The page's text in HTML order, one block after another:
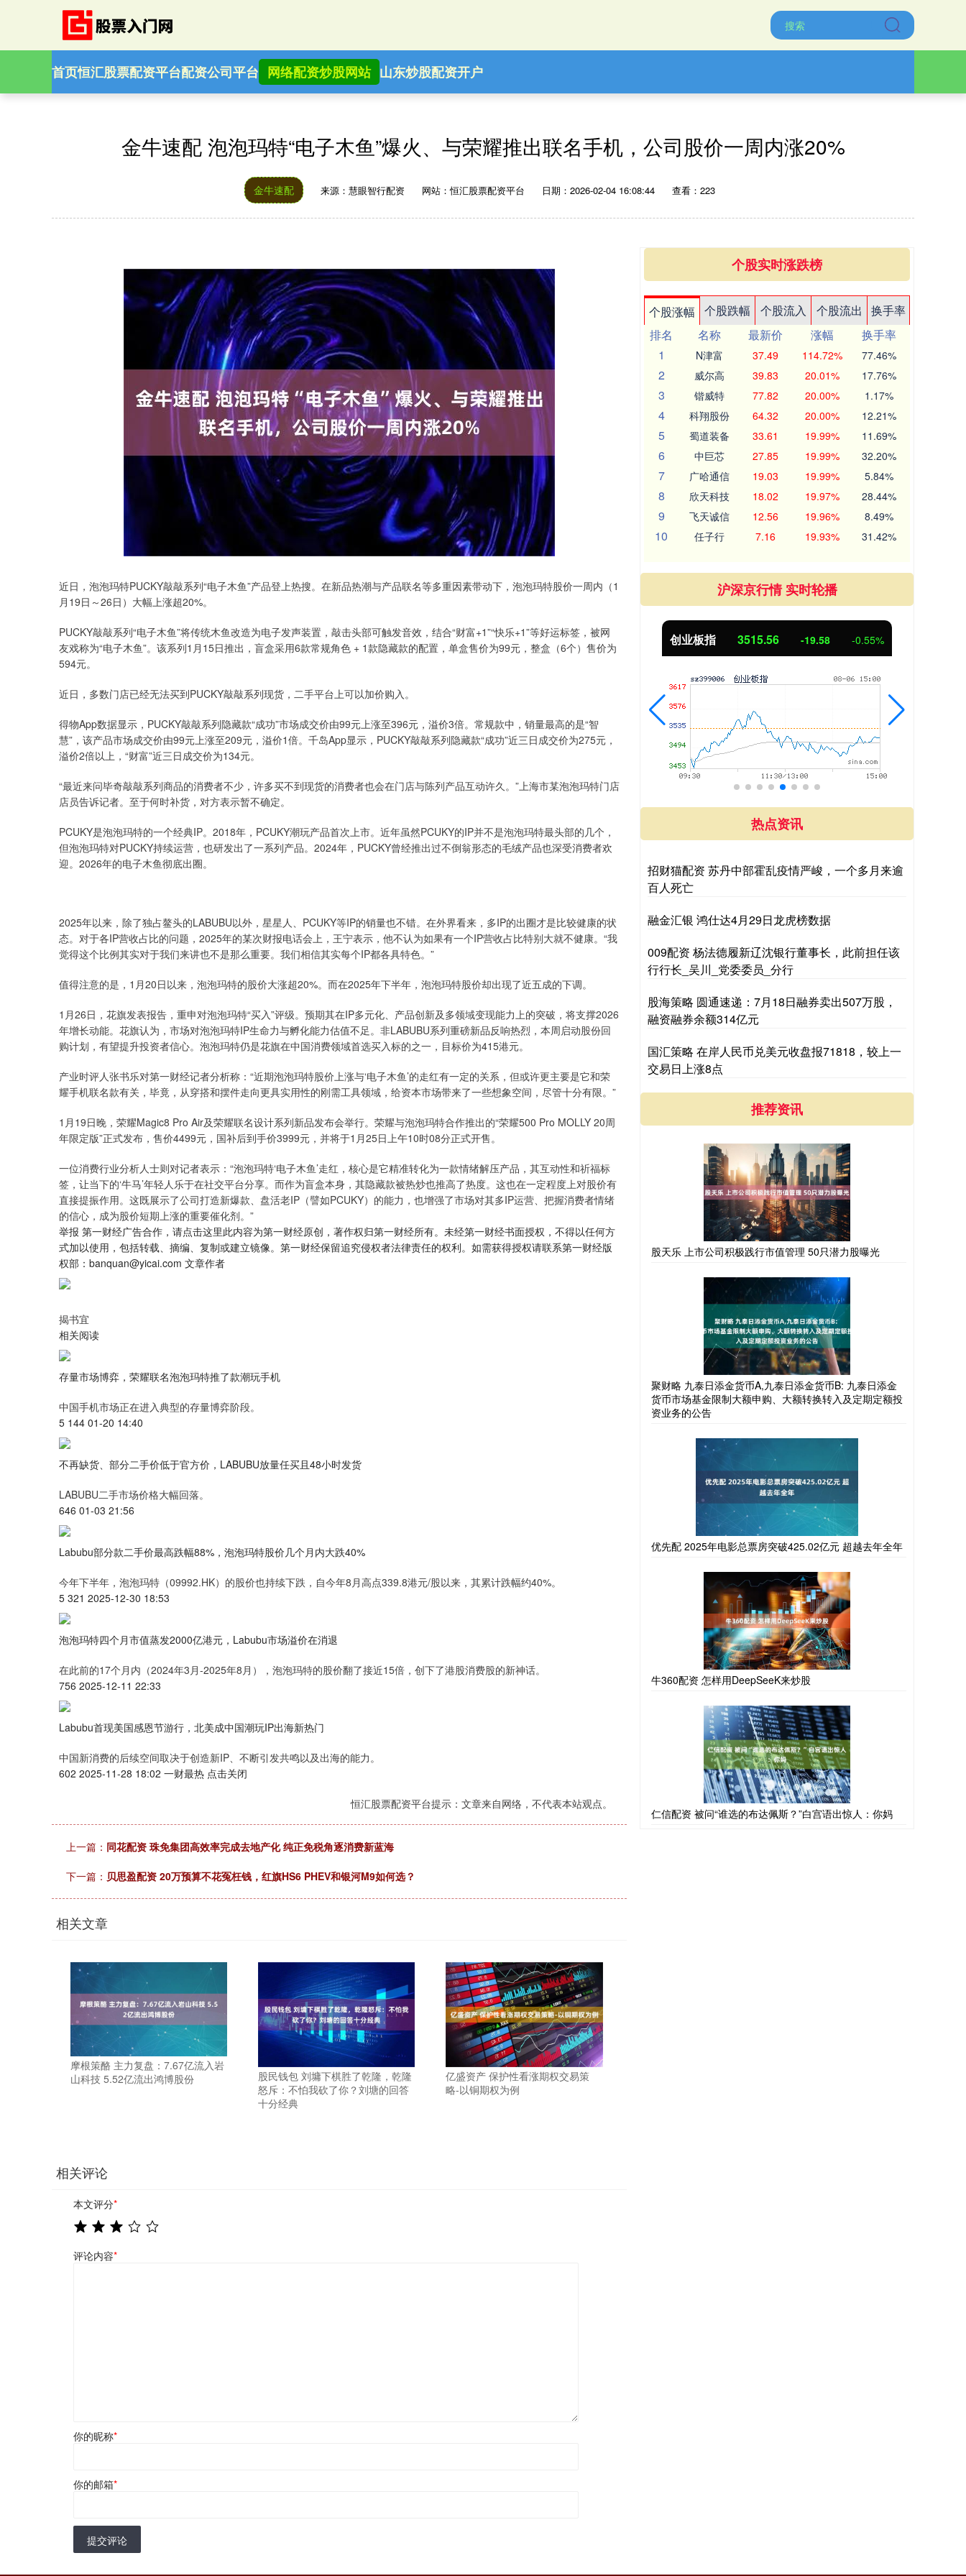
首页恒汇股票配资平台配资公司平台 网络配资炒股网站 山东炒股配资开户
金牛速配 泡泡玛特“电子木鱼”爆火、与荣耀推出联名手机，公司股价一周内涨20%
金牛速配 来源：慧眼智行配资 网站：恒汇股票配资平台 日期：2026-02-04 16:08:44 查看：223
近日，泡泡玛特PUCKY敲敲系列“电子木鱼”产品登上热搜。在新品热潮与产品联名等多重因素带动下，泡泡玛特股价一周内（1
月19日～26日）大幅上涨超20%。
PUCKY敲敲系列“电子木鱼”将传统木鱼改造为电子发声装置，敲击头部可触发音效，结合“财富+1”“快乐+1”等好运标签，被网
友戏称为“电子木鱼”。该系列1月15日推出，盲盒采用6款常规角色 + 1款隐藏款的配置，单盒售价为99元，整盒（6个）售价为
594元。
近日，多数门店已经无法买到PUCKY敲敲系列现货，二手平台上可以加价购入。
得物App数据显示，PUCKY敲敲系列隐藏款“成功”市场成交价由99元上涨至396元，溢价3倍。常规款中，销量最高的是“智
慧”，该产品市场成交价由99元上涨至209元，溢价1倍。千岛App显示，PUCKY敲敲系列隐藏款“成功”近三日成交价为275元，
溢价2倍以上，“财富”近三日成交价为134元。
“最近来问毕奇敲敲系列商品的消费者不少，许多买不到现货的消费者也会在门店与陈列产品互动许久。”上海市某泡泡玛特门店
店员告诉记者。至于何时补货，对方表示暂不确定。
PCUKY是泡泡玛特的一个经典IP。2018年，PCUKY潮玩产品首次上市。近年虽然PCUKY的IP并不是泡泡玛特最头部的几个，
但泡泡玛特对PUCKY持续运营，也研发出了一系列产品。2024年，PUCKY曾经推出过不倒翁形态的毛绒产品也深受消费者欢
迎。2026年的电子木鱼彻底出圈。
2025年以来，除了独占鳌头的LABUBU以外，星星人、PCUKY等IP的销量也不错。在外界看来，多IP的出圈才是比较健康的状
态。对于各IP营收占比的问题，2025年的某次财报电话会上，王宁表示，他不认为如果有一个IP营收占比特别大就不健康。“我
觉得这个比例其实对于我们来讲也不是那么重要。我们相信其实每个IP都各具特色。”
值得注意的是，1月20日以来，泡泡玛特的股价大涨超20%。而在2025年下半年，泡泡玛特股价却出现了近五成的下调。
1月26日，花旗发表报告，重申对泡泡玛特“买入”评级。预期其在IP多元化、产品创新及多领域变现能力上的突破，将支撑2026
年增长动能。花旗认为，市场对泡泡玛特IP生命力与孵化能力估值不足。非LABUBU系列重磅新品反响热烈，本周启动股份回
购计划，有望提升投资者信心。泡泡玛特仍是花旗在中国消费领域首选买入标的之一，目标价为415港元。
产业时评人张书乐对第一财经记者分析称：“近期泡泡玛特股价上涨与‘电子木鱼’的走红有一定的关系，但或许更主要是它和荣
耀手机联名款有关，毕竟，从穿搭和摆件走向更具实用性的刚需工具领域，给资本市场带来了一些想象空间，尽管十分有限。”
1月19日晚，荣耀Magic8 Pro Air及荣耀联名设计系列新品发布会举行。荣耀与泡泡玛特合作推出的“荣耀500 Pro MOLLY 20周
年限定版”正式发布，售价4499元，国补后到手价3999元，并将于1月25日上午10时08分正式开售。
一位消费行业分析人士则对记者表示：“泡泡玛特‘电子木鱼’走红，核心是它精准转化为一款情绪解压产品，其互动性和祈福标
签，让当下的‘牛马’年轻人乐于在社交平台分享。而作为盲盒本身，其隐藏款被热炒也推高了热度。这也在一定程度上对股价有
直接提振作用。这既展示了公司打造新爆款、盘活老IP（譬如PCUKY）的能力，也增强了市场对其多IP运营、把握消费者情绪
的信心，成为股价短期上涨的重要催化剂。”
举报 第一财经广告合作，请点击这里此内容为第一财经原创，著作权归第一财经所有。未经第一财经书面授权，不得以任何方
式加以使用，包括转载、摘编、复制或建立镜像。第一财经保留追究侵权者法律责任的权利。如需获得授权请联系第一财经版
权部：banquan@yicai.com 文章作者
揭书宜
相关阅读
存量市场博弈，荣耀联名泡泡玛特推了款潮玩手机
中国手机市场正在进入典型的存量博弈阶段。
5 144 01-20 14:40
不再缺货、部分二手价低于官方价，LABUBU放量任买且48小时发货
LABUBU二手市场价格大幅回落。
646 01-03 21:56
Labubu部分款二手价最高跌幅88%，泡泡玛特股价几个月内大跌40%
今年下半年，泡泡玛特（09992.HK）的股价也持续下跌，自今年8月高点339.8港元/股以来，其累计跌幅约40%。
5 321 2025-12-30 18:53
泡泡玛特四个月市值蒸发2000亿港元，Labubu市场溢价在消退
在此前的17个月内（2024年3月-2025年8月），泡泡玛特的股价翻了接近15倍，创下了港股消费股的新神话。
756 2025-12-11 22:33
Labubu首现美国感恩节游行，北美成中国潮玩IP出海新热门
中国新消费的后续空间取决于创造新IP、不断引发共鸣以及出海的能力。
602 2025-11-28 18:02 一财最热 点击关闭
恒汇股票配资平台提示：文章来自网络，不代表本站观点。
上一篇： 同花配资 珠免集团高效率完成去地产化 纯正免税角逐消费新蓝海
下一篇： 贝思盈配资 20万预算不花冤枉钱，红旗HS6 PHEV和银河M9如何选？
相关文章
摩根策酪 主力复盘：7.67亿流入岩
山科技 5.52亿流出鸿博股份
股民钱包 刘墉下棋胜了乾隆，乾隆
怒斥：不怕我砍了你？刘塘的回答
十分经典
亿盛资产 保护性看涨期权交易策
略-以铜期权为例
相关评论
本文评分*
评论内容*
你的昵称*
你的邮箱*
提交评论
个股实时涨跌榜
个股涨幅 个股跌幅 个股流入 个股流出
换手率
排名
名称 最新价 涨幅
换手率
1
N津富 37.49 114.72% 77.46%
2 威尔高 39.83 20.01% 17.76%
3 锴威特 77.82 20.00% 1.17%
4 科翔股份 64.32 20.00% 12.21%
5 蜀道装备 33.61 19.99% 11.69%
6 中巨芯 27.85 19.99% 32.20%
7 广哈通信 19.03 19.99% 5.84%
8 欣天科技 18.02 19.97% 28.44%
9 飞天诚信 12.56 19.96% 8.49%
10 任子行 7.16 19.93% 31.42%
沪深京行情 实时轮播
-0.24% 沪深300 4651.31 -6.85 -0.15% 北证50 1122.88 3.42 0.30% 创业板指 3515.56 -19.58 -0.55%
热点资讯
招财猫配资 苏丹中部霍乱疫情严峻，一个多月来逾
百人死亡
融金汇银 鸿仕达4月29日龙虎榜数据
009配资 杨法德履新辽沈银行董事长，此前担任该
行行长_吴川_党委委员_分行
股海策略 圆通速递：7月18日融券卖出507万股，
融资融券余额314亿元
国汇策略 在岸人民币兑美元收盘报71818，较上一
交易日上涨8点
推荐资讯
股天乐 上市公司积极践行市值管理 50只潜力股曝光
聚财略 九泰日添金货币A,九泰日添金货币B: 九泰日添金
货币市场基金限制大额申购、大额转换转入及定期定额投
资业务的公告
优先配 2025年电影总票房突破425.02亿元 超越去年全年
牛360配资 怎样用DeepSeeK来炒股
仁信配资 被问“谁选的布达佩斯？”白宫语出惊人：你妈